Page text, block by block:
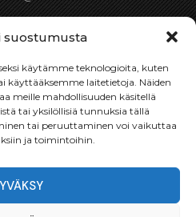
suostumusta
käytämme teknologioita, kuten
käyttääksemme laitetietoja. Näiden
meille mahdollisuuden käsitellä
tai yksilöllisiä tunnuksia tällä
tai peruuttaminen voi vaikuttaa
ja toimintoihin.
siihen
yksi (1) viikko tilauspäivästä.